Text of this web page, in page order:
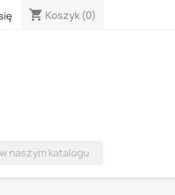
shopping_cart Koszyk (0)